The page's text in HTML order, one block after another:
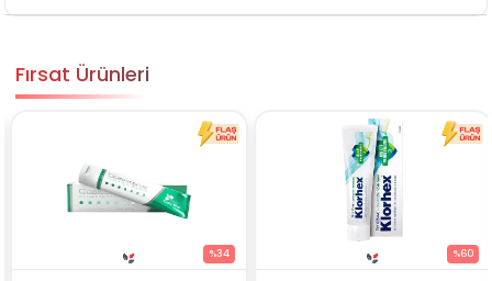
Fırsat Ürünleri